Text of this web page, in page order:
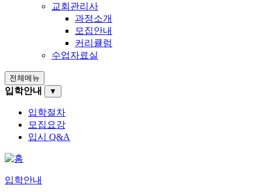
교회관리사
과정소개
모집안내
커리큘럼
수업자료실
전체메뉴
입학안내 ▼
입학절차
모집요강
입시 Q&A
입학안내